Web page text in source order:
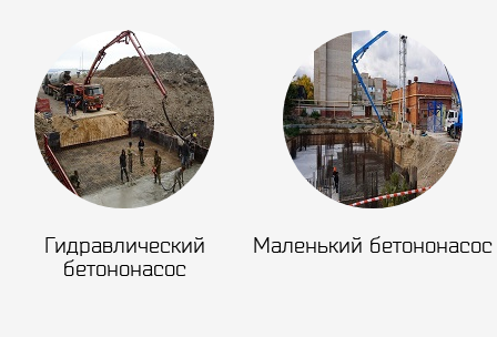
Гидравлический
бетононасос
Маленький бетононасос